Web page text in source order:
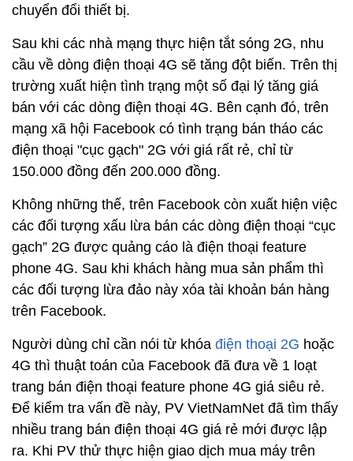
chuyển đổi thiết bị.
Sau khi các nhà mạng thực hiện tắt sóng 2G, nhu
cầu về dòng điện thoại 4G sẽ tăng đột biến. Trên thị
trường xuất hiện tình trạng một số đại lý tăng giá
bán với các dòng điện thoại 4G. Bên cạnh đó, trên
mạng xã hội Facebook có tình trạng bán tháo các
điện thoại "cục gạch" 2G với giá rất rẻ, chỉ từ
150.000 đồng đến 200.000 đồng.
Không những thế, trên Facebook còn xuất hiện việc
các đối tượng xấu lừa bán các dòng điện thoại “cục
gạch” 2G được quảng cáo là điện thoại feature
phone 4G. Sau khi khách hàng mua sản phẩm thì
các đối tượng lừa đảo này xóa tài khoản bán hàng
trên Facebook.
Người dùng chỉ cần nói từ khóa điện thoại 2G hoặc
4G thì thuật toán của Facebook đã đưa về 1 loạt
trang bán điện thoại feature phone 4G giá siêu rẻ.
Để kiểm tra vấn đề này, PV VietNamNet đã tìm thấy
nhiều trang bán điện thoại 4G giá rẻ mới được lập
ra. Khi PV thử thực hiện giao dịch mua máy trên